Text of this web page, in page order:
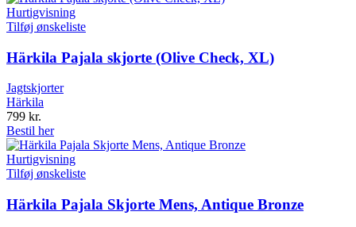
Hurtigvisning
Tilføj ønskeliste
Härkila Pajala skjorte (Olive Check, XL)
Jagtskjorter
Härkila
799 kr.
Bestil her
Hurtigvisning
Tilføj ønskeliste
Härkila Pajala Skjorte Mens, Antique Bronze